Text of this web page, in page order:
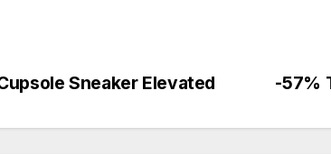
-57%
Sneaker Elevated